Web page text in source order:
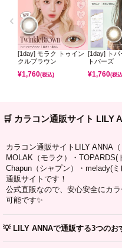
[1day] モラク トゥイン
クルブラウン
¥1,760(税込)
[1day] トパ
トパーズ
¥1,760(税
🛒 カラコン通販サイト LILY
カラコン通販サイトLILY ANNA（
MOLAK（モラク）・TOPARDS(
Chapun（シャプン）・melady(
通販サイトです！
公式直販なので、安心安全にカ
可能です✨
💡 LILY ANNAで通販する3つのお